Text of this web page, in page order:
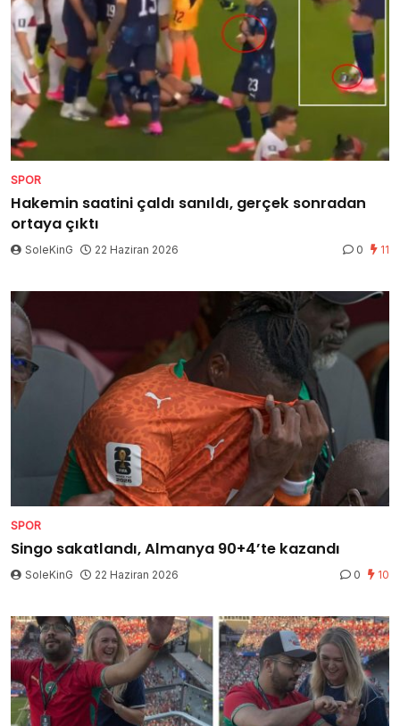
SPOR
Hakemin saatini çaldı sanıldı, gerçek sonradan
ortaya çıktı
SoleKinG 22 Haziran 2026 0 11
SPOR
Singo sakatlandı, Almanya 90+4’te kazandı
SoleKinG 22 Haziran 2026 0 10